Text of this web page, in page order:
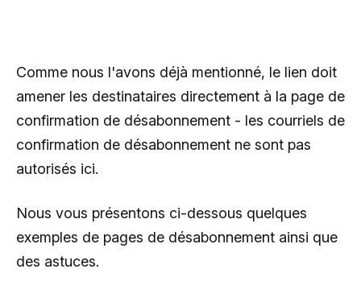
Comme nous l'avons déjà mentionné, le lien doit
amener les destinataires directement à la page de
confirmation de désabonnement - les courriels de
confirmation de désabonnement ne sont pas
autorisés ici.
Nous vous présentons ci-dessous quelques
exemples de pages de désabonnement ainsi que
des astuces.